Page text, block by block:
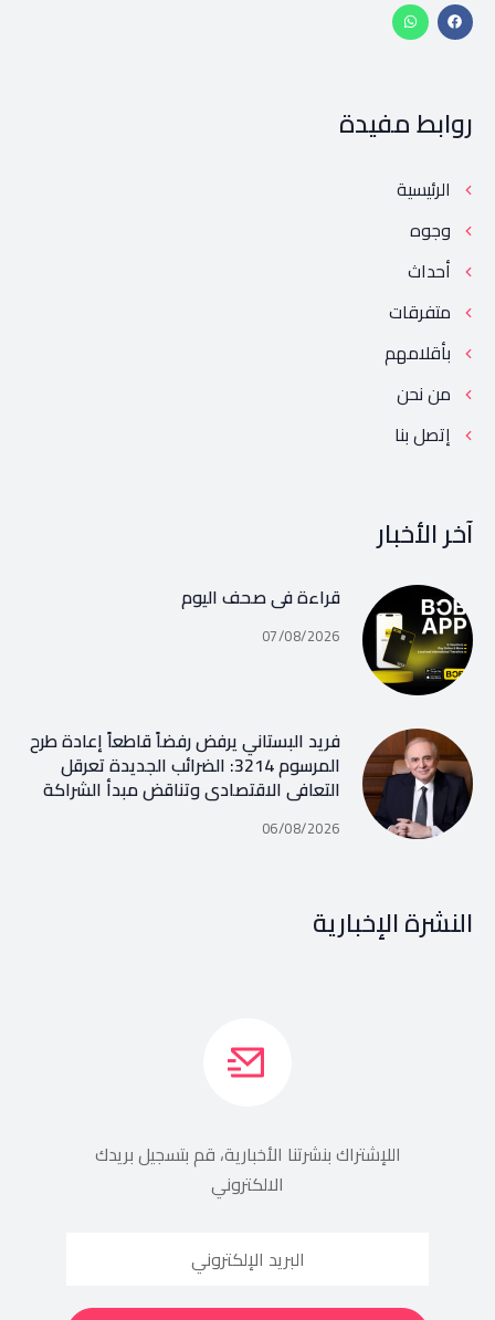
روابط مفيدة
الرئيسية
وجوه
أحداث
متفرقات
بأقلامهم
من نحن
إتصل بنا
آخر الأخبار
قراءة في صحف اليوم
07/08/2026
فريد البستاني يرفض رفضاً قاطعاً إعادة طرح
المرسوم 3214: الضرائب الجديدة تعرقل
التعافي الاقتصادي وتناقض مبدأ الشراكة
06/08/2026
النشرة الإخبارية
اللإشتراك بنشرتنا الأخبارية، قم بتسجيل بريدك
الالكتروني